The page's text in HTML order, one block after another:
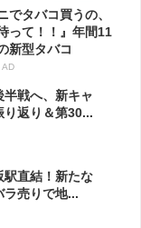
でタバコ買うの、
って！！』年間11
新型タバコ
AD
戦へ、新キャ
返り＆第30...
駅直結！新たな
ラ売りで地...